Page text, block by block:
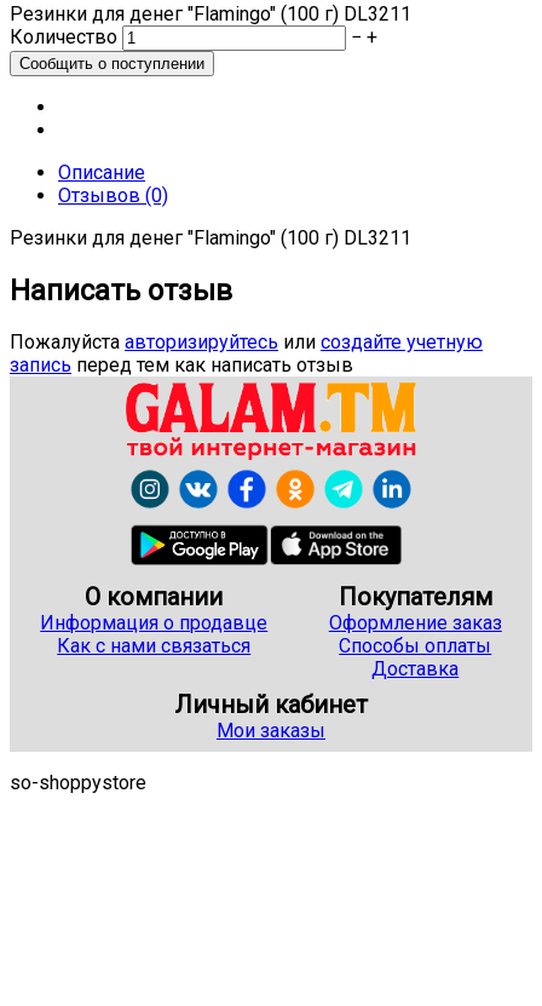
Резинки для денег "Flamingo" (100 г) DL3211
Количество
− +
Описание
Отзывов (0)
Резинки для денег "Flamingo" (100 г) DL3211
Написать отзыв
Пожалуйста авторизируйтесь или создайте учетную
запись перед тем как написать отзыв
О компании
Информация о продавце
Как с нами связаться
Покупателям
Оформление заказ
Способы оплаты
Доставка
Личный кабинет
Мои заказы
so-shoppystore